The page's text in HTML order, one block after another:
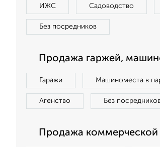
ИЖС Садоводство
Без посредников
Продажа гаржей,
Гаражи Машиноместа в
Агенство Без
Продажа